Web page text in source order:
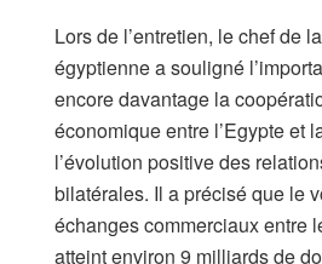
Lors de l’entretien, le chef de
égyptienne a souligné
encore davantage la
économique entre l’Egypte et
l’évolution positive des
bilatérales. Il a précisé que le
échanges commerciaux entre
atteint environ 9 milliards de